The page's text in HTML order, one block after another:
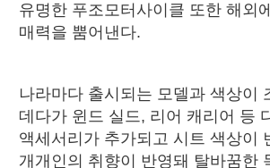
유명한 푸조모터사이클 또한 해외
매력을 뿜어낸다.
나라마다 출시되는 모델과 색상이
데다가 윈드 실드, 리어 캐리어 등
액세서리가 추가되고 시트 색상이
개개인의 취향이 반영돼 탈바꿈한